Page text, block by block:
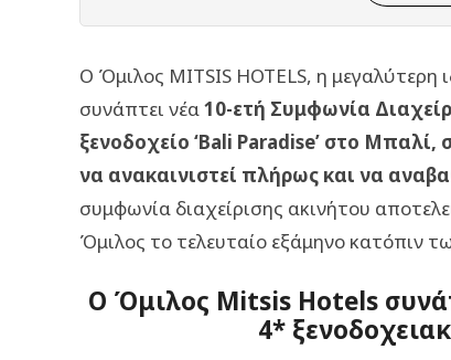
Ο Όμιλος MITSIS HOTELS, η μεγαλύτερη
συνάπτει νέα10-ετή Συμφωνία
ξενοδοχείο ‘Bali Paradise’ στο Μπαλί,
να ανακαινιστεί πλήρως και να
συμφωνία διαχείρισης ακινήτου
Όμιλος το τελευταίο εξάμηνο κατόπιν
Ο Όμιλος Mitsis Hotels
4*